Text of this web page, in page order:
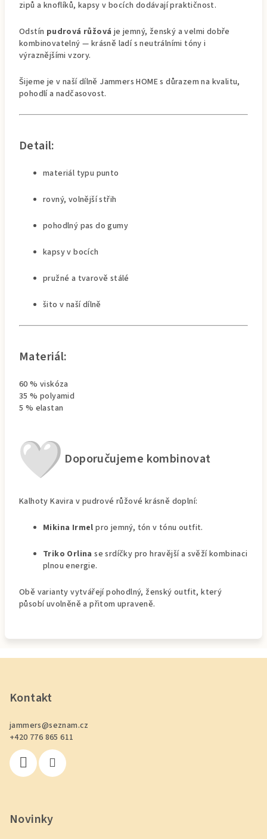
zipů a knoflíků, kapsy v bocích dodávají praktičnost.
Odstín pudrová růžová je jemný, ženský a velmi dobře
kombinovatelný — krásně ladí s neutrálními tóny i
výraznějšími vzory.
Šijeme je v naší dílně Jammers HOME s důrazem na kvalitu,
pohodlí a nadčasovost.
Detail:
materiál typu punto
rovný, volnější střih
pohodlný pas do gumy
kapsy v bocích
pružné a tvarově stálé
šito v naší dílně
Materiál:
60 % viskóza
35 % polyamid
5 % elastan
Doporučujeme kombinovat
Kalhoty Kavira v pudrové růžové krásně doplní:
Mikina Irmel pro jemný, tón v tónu outfit.
Triko Orlina se srdíčky pro hravější a svěží kombinaci
plnou energie.
Obě varianty vytvářejí pohodlný, ženský outfit, který
působí uvolněně a přitom upraveně.
Kontakt
jammers@seznam.cz
+420 776 865 611
Novinky